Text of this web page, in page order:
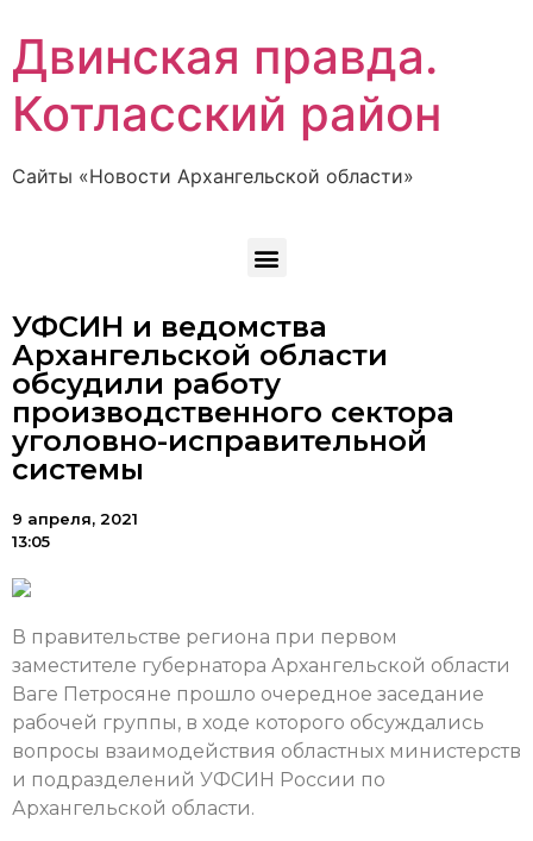
Двинская правда.
Котласский район
Сайты «Новости Архангельской области»
УФСИН и ведомства
Архангельской области
обсудили работу
производственного сектора
уголовно-исправительной
системы
9 апреля, 2021
13:05
В правительстве региона при первом
заместителе губернатора Архангельской области
Ваге Петросяне прошло очередное заседание
рабочей группы, в ходе которого обсуждались
вопросы взаимодействия областных министерств
и подразделений УФСИН России по
Архангельской области.